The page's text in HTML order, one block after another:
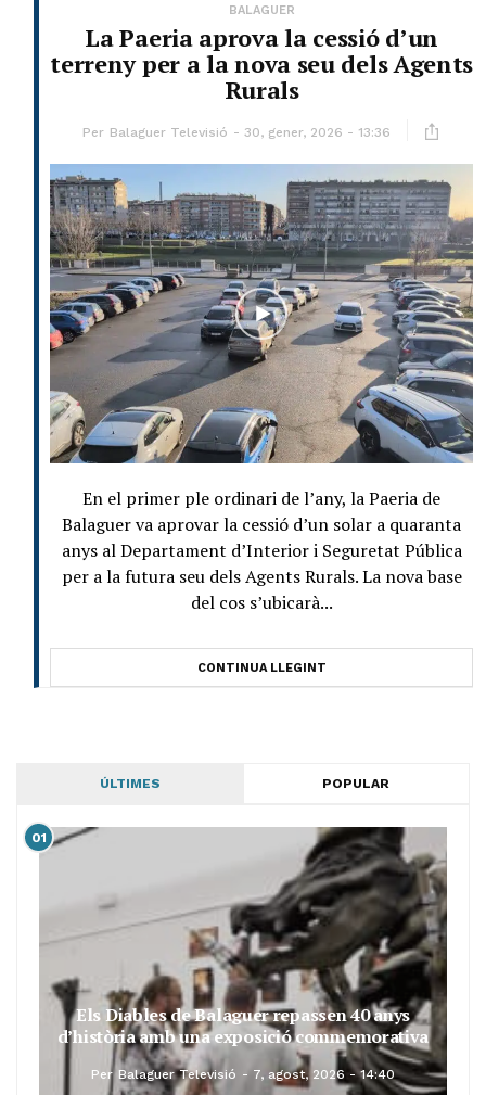
BALAGUER
La Paeria aprova la cessió d’un
terreny per a la nova seu dels Agents
Rurals
Per Balaguer Televisió 30, gener, 2026 - 13:36
En el primer ple ordinari de l’any, la Paeria de
Balaguer va aprovar la cessió d’un solar a quaranta
anys al Departament d’Interior i Seguretat Pública
per a la futura seu dels Agents Rurals. La nova base
del cos s’ubicarà...
CONTINUA LLEGINT
ÚLTIMES POPULAR
01
Els Diables de Balaguer repassen 40 anys
d’història amb una exposició commemorativa
Per Balaguer Televisió 7, agost, 2026 - 14:40